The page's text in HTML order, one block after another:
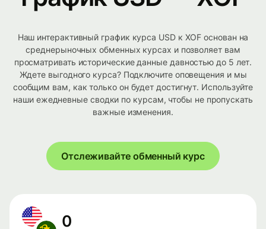
Наш интерактивный график курса USD к XOF основан на
среднерыночных обменных курсах и позволяет вам
просматривать исторические данные давностью до 5 лет.
Ждете выгодного курса? Подключите оповещения и мы
сообщим вам, как только он будет достигнут. Используйте
наши ежедневные сводки по курсам, чтобы не пропускать
важные изменения.
Отслеживайте обменный курс
0